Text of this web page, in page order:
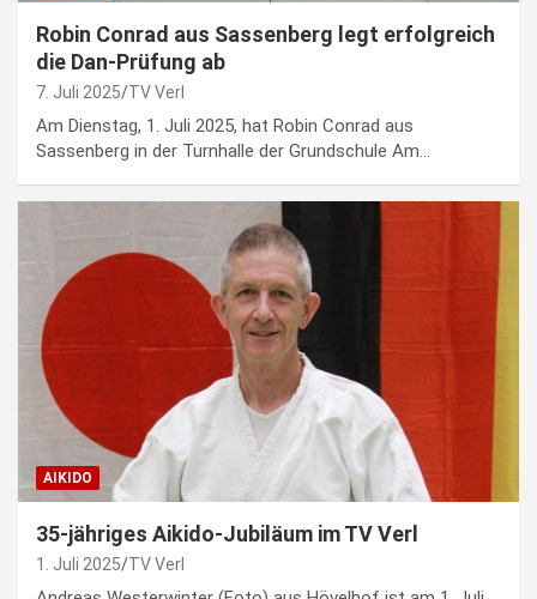
Robin Conrad aus Sassenberg legt erfolgreich
die Dan-Prüfung ab
7. Juli 2025 TV Verl
Am Dienstag, 1. Juli 2025, hat Robin Conrad aus
Sassenberg in der Turnhalle der Grundschule Am…
AIKIDO
35-jähriges Aikido-Jubiläum im TV Verl
1. Juli 2025 TV Verl